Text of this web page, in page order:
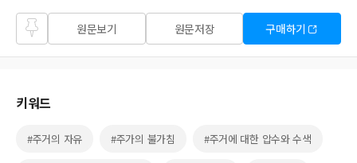
즐겨
찾기
원문보기 원문저장 구매하기
키워드
#주거의 자유 #주가의 불가침 #주거에 대한 압수와 수색